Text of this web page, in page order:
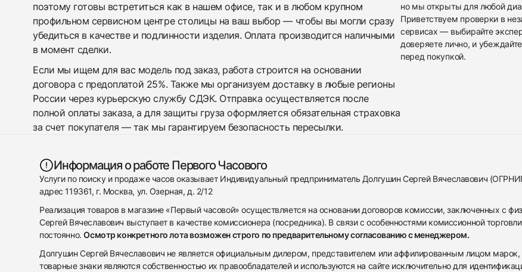
поэтому готовы встретиться как в нашем офисе, так и в любом крупном
профильном сервисном центре столицы на ваш выбор — чтобы вы могли сразу
убедиться в качестве и подлинности изделия. Оплата производится наличными
в момент сделки.
Если мы ищем для вас модель под заказ, работа строится на основании
договора с предоплатой 25%. Также мы организуем доставку в любые регионы
России через курьерскую службу СДЭК. Отправка осуществляется после
полной оплаты заказа, а для защиты груза оформляется обязательная страховка
за счет покупателя — так мы гарантируем безопасность пересылки.
но мы открыты для любой
Приветствуем проверки в
сервисах — выбирайте
доверяете лично, и
перед покупкой.
Информация о работе Первого Часового
Услуги по поиску и продаже часов оказывает Индивидуальный предприниматель Долгушин Сергей Вячеславович
адрес 119361, г. Москва, ул. Озерная, д. 2/12
Реализация товаров в магазине «Первый часовой» осуществляется на основании договоров комиссии, заключенных с
Сергей Вячеславович выступает в качестве комиссионера (посредника). В связи с особенностями комиссионной
постоянно.Осмотр конкретного лота возможен строго по предварительному согласованию с менеджером.
Долгушин Сергей Вячеславович не является официальным дилером, представителем или аффилированным лицом марок,
товарные знаки являются собственностью их правообладателей и используются на сайте исключительно для